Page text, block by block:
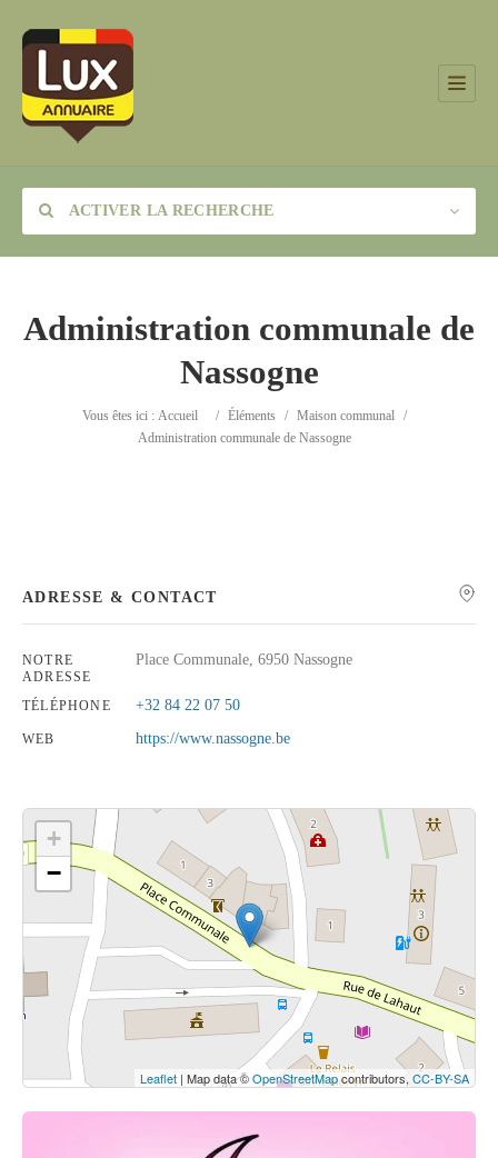
ACTIVER LA RECHERCHE
Rechercher
Administration communale de
Nassogne
Vous êtes ici : Accueil / Éléments / Maison communal /
Administration communale de Nassogne
ADRESSE & CONTACT
NOTRE
ADRESSE
Place Communale, 6950 Nassogne
TÉLÉPHONE +32 84 22 07 50
WEB https://www.nassogne.be
Cliquez sur le bouton pour afficher la carte.
Voir la carte
+
−
Leaflet | Map data ©OpenStreetMapcontributors, CC-BY-SA